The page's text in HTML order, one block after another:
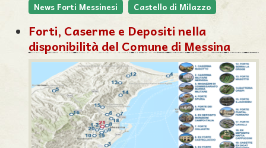
News Forti Messinesi Castello di Milazzo
Forti, Caserme e Depositi nella
disponibilità del Comune di Messina